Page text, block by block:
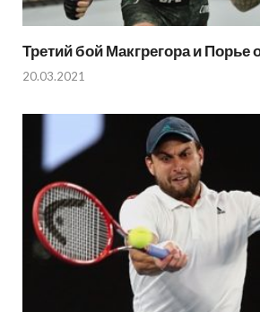
Третий бой Макгрегора и Порье
20.03.2021